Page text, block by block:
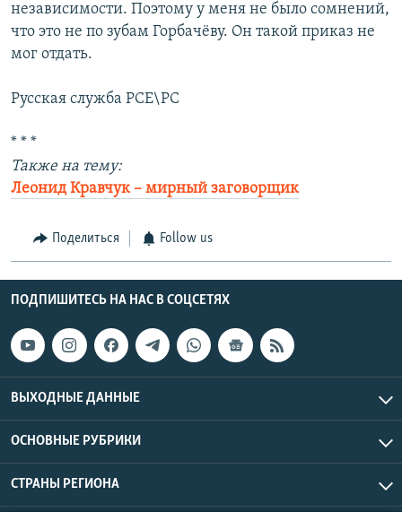
независимости. Поэтому у меня не было сомнений,
что это не по зубам Горбачёву. Он такой приказ не
мог отдать.
Русская служба РСЕ\РС
* * *
Также на тему:
Леонид Кравчук – мирный заговорщик
Поделиться Follow us
ПОДПИШИТЕСЬ НА НАС В СОЦСЕТЯХ
ВЫХОДНЫЕ ДАННЫЕ
ОСНОВНЫЕ РУБРИКИ
СТРАНЫ РЕГИОНА